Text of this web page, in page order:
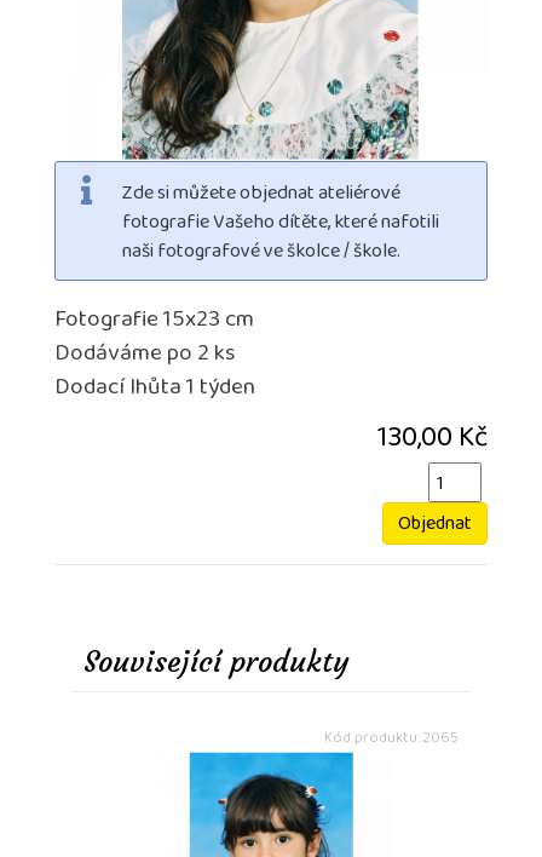
Zde si můžete objednat ateliérové
fotografie Vašeho dítěte, které nafotili
naši fotografové ve školce / škole.
Fotografie 15x23 cm
Dodáváme po 2 ks
Dodací lhůta 1 týden
130,00 Kč
Objednat
Související produkty
Kód produktu: 2065